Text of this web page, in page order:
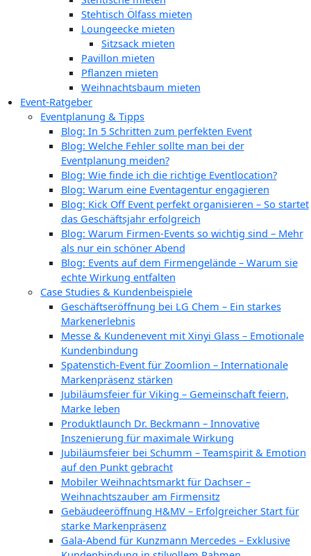
Stehtisch Ölfass mieten
Loungeecke mieten
Sitzsack mieten
Pavillon mieten
Pflanzen mieten
Weihnachtsbaum mieten
Event-Ratgeber
Eventplanung & Tipps
Blog: In 5 Schritten zum perfekten Event
Blog: Welche Fehler sollte man bei der
Eventplanung meiden?
Blog: Wie finde ich die richtige Eventlocation?
Blog: Warum eine Eventagentur engagieren
Blog: Kick Off Event perfekt organisieren – So startet
das Geschäftsjahr erfolgreich
Blog: Warum Firmen-Events so wichtig sind – Mehr
als nur ein schöner Abend
Blog: Events auf dem Firmengelände – Warum sie
echte Wirkung entfalten
Case Studies & Kundenbeispiele
Geschäftseröffnung bei LG Chem – Ein starkes
Markenerlebnis
Messe & Kundenevent mit Xinyi Glass – Emotionale
Kundenbindung
Spatenstich-Event für Zoomlion – Internationale
Markenpräsenz stärken
Jubiläumsfeier für Viking – Gemeinschaft feiern,
Marke leben
Produktlaunch Dr. Beckmann – Innovative
Inszenierung für maximale Wirkung
Jubiläumsfeier bei Schumm – Teamspirit & Emotion
auf den Punkt gebracht
Mobiler Weihnachtsmarkt für Dachser –
Weihnachtszauber am Firmensitz
Gebäudeeröffnung H&MV – Erfolgreicher Start für
starke Markenpräsenz
Gala-Abend für Kunzmann Mercedes – Exklusive